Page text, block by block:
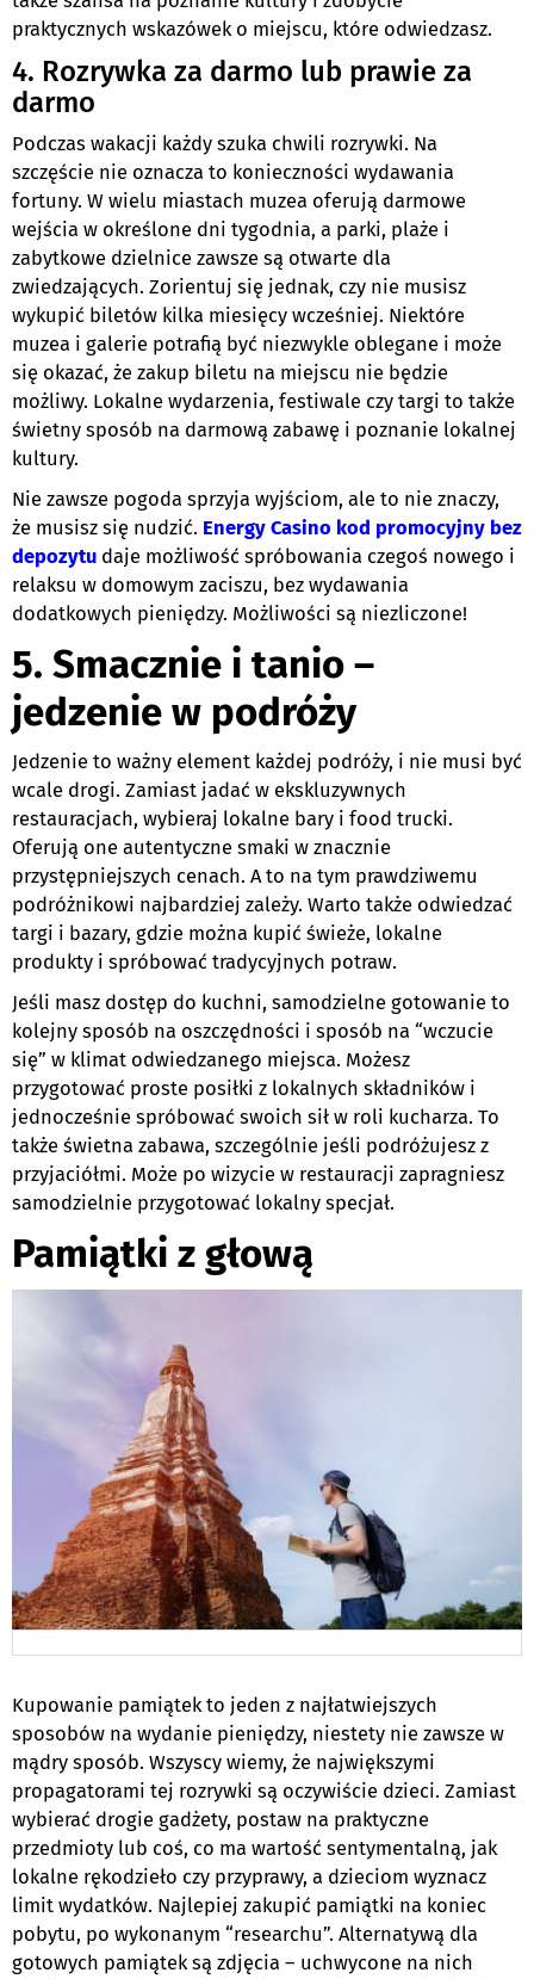
praktycznych wskazówek o miejscu, które odwiedzasz.
4. Rozrywka za darmo lub prawie za
darmo
Podczas wakacji każdy szuka chwili rozrywki. Na
szczęście nie oznacza to konieczności wydawania
fortuny. W wielu miastach muzea oferują darmowe
wejścia w określone dni tygodnia, a parki, plaże i
zabytkowe dzielnice zawsze są otwarte dla
zwiedzających. Zorientuj się jednak, czy nie musisz
wykupić biletów kilka miesięcy wcześniej. Niektóre
muzea i galerie potrafią być niezwykle oblegane i może
się okazać, że zakup biletu na miejscu nie będzie
możliwy. Lokalne wydarzenia, festiwale czy targi to także
świetny sposób na darmową zabawę i poznanie lokalnej
kultury.
Nie zawsze pogoda sprzyja wyjściom, ale to nie znaczy,
że musisz się nudzić. Energy Casino kod promocyjny bez
depozytu daje możliwość spróbowania czegoś nowego i
relaksu w domowym zaciszu, bez wydawania
dodatkowych pieniędzy. Możliwości są niezliczone!
5. Smacznie i tanio –
jedzenie w podróży
Jedzenie to ważny element każdej podróży, i nie musi być
wcale drogi. Zamiast jadać w ekskluzywnych
restauracjach, wybieraj lokalne bary i food trucki.
Oferują one autentyczne smaki w znacznie
przystępniejszych cenach. A to na tym prawdziwemu
podróżnikowi najbardziej zależy. Warto także odwiedzać
targi i bazary, gdzie można kupić świeże, lokalne
produkty i spróbować tradycyjnych potraw.
Jeśli masz dostęp do kuchni, samodzielne gotowanie to
kolejny sposób na oszczędności i sposób na “wczucie
się” w klimat odwiedzanego miejsca. Możesz
przygotować proste posiłki z lokalnych składników i
jednocześnie spróbować swoich sił w roli kucharza. To
także świetna zabawa, szczególnie jeśli podróżujesz z
przyjaciółmi. Może po wizycie w restauracji zapragniesz
samodzielnie przygotować lokalny specjał.
Pamiątki z głową
Kupowanie pamiątek to jeden z najłatwiejszych
sposobów na wydanie pieniędzy, niestety nie zawsze w
mądry sposób. Wszyscy wiemy, że największymi
propagatorami tej rozrywki są oczywiście dzieci. Zamiast
wybierać drogie gadżety, postaw na praktyczne
przedmioty lub coś, co ma wartość sentymentalną, jak
lokalne rękodzieło czy przyprawy, a dzieciom wyznacz
limit wydatków. Najlepiej zakupić pamiątki na koniec
pobytu, po wykonanym “researchu”. Alternatywą dla
gotowych pamiątek są zdjęcia – uchwycone na nich